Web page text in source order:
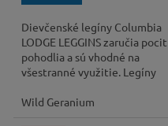
Dievčenské legíny Columbia
LODGE LEGGINS zaručia pocit
pohodlia a sú vhodné na
všestranné využitie. Legíny
drobnosti.
Wild Geranium